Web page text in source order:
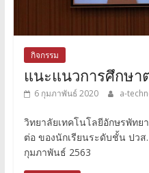
กิจกรรม
แนะแนวการศึกษา
6 กุมภาพันธ์ 2020 a-
วิทยาลัยเทคโนโลยีอักษรพัทย
ต่อ ของนักเรียนระดับชั้น ปว
กุมภาพันธ์ 2563